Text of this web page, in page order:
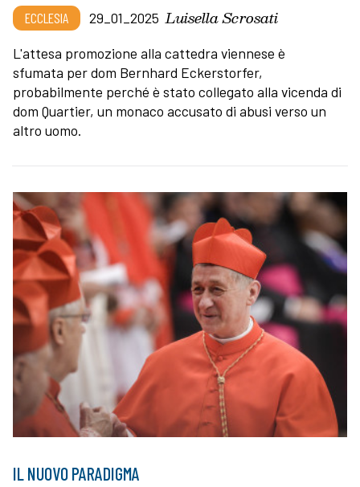
ECCLESIA 29_01_2025 Luisella Scrosati
L'attesa promozione alla cattedra viennese è
sfumata per dom Bernhard Eckerstorfer,
probabilmente perché è stato collegato alla vicenda di
dom Quartier, un monaco accusato di abusi verso un
altro uomo.
IL NUOVO PARADIGMA